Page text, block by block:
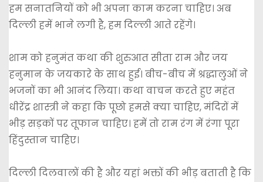
हम सनातनियों को भी अपना काम करना चाहिए। अब
दिल्ली हमें भाने लगी है, हम दिल्ली आते रहेंगे।
शाम को हनुमंत कथा की शुरुआत सीता राम और जय
हनुमान के जयकारे के साथ हुई। बीच-बीच में श्रद्धालुओं ने
भजनों का भी आनंद लिया। कथा वाचन करते हुए महंत
धीरेंद्र शास्त्री ने कहा कि पूछो हमसे क्या चाहिए, मंदिरों में
भीड़ सड़कों पर तूफान चाहिए। हमें तो राम रंग में रंगा पूरा
हिंदुस्तान चाहिए।
दिल्ली दिलवालों की है और यहां भक्तों की भीड़ बताती है कि